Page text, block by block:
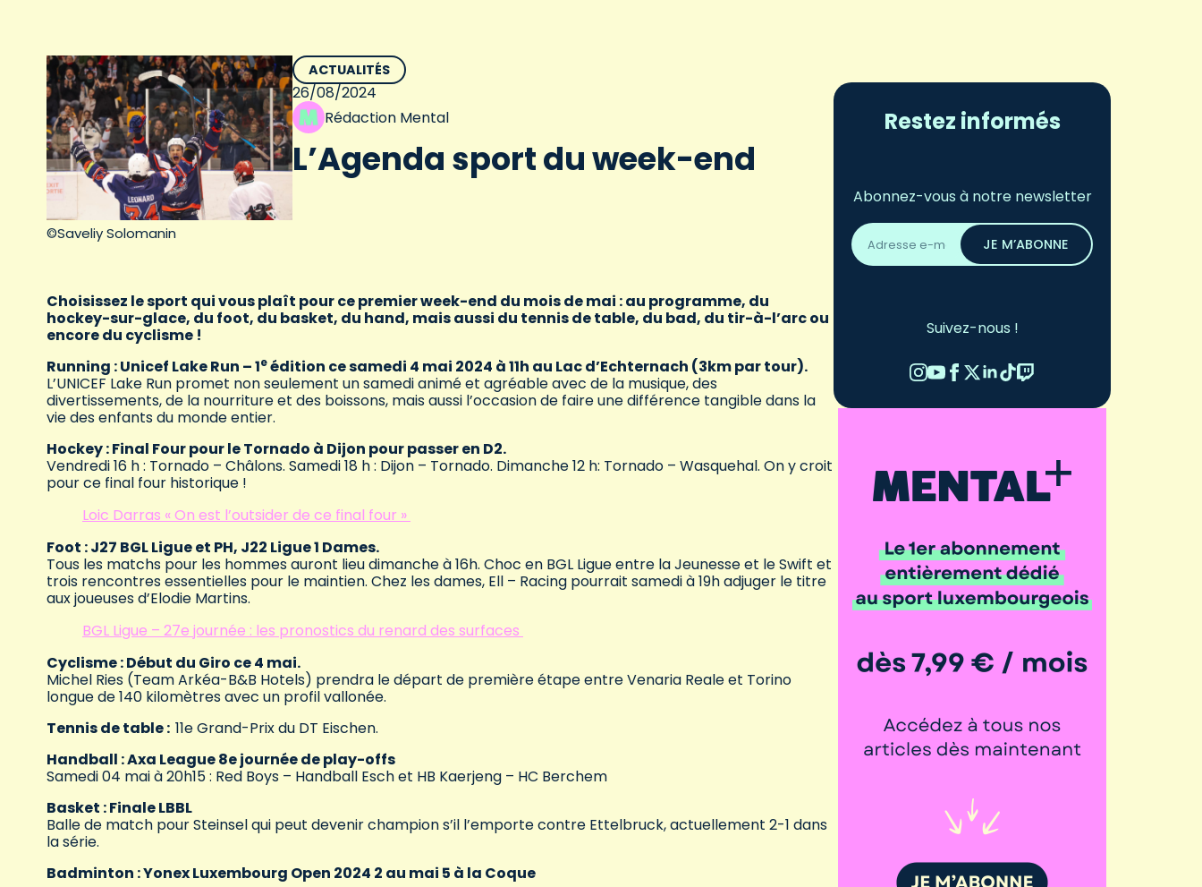
©Saveliy Solomanin
ACTUALITÉS
26/08/2024
Rédaction Mental
L’Agenda sport du week-end
Choisissez le sport qui vous plaît pour ce premier week-end du mois de mai : au programme, du
hockey-sur-glace, du foot, du basket, du hand, mais aussi du tennis de table, du bad, du tir-à-l’arc ou
encore du cyclisme !
Running : Unicef Lake Run – 1eédition ce samedi 4 mai 2024 à 11h au Lac d’Echternach (3km par tour).
L’UNICEF Lake Run promet non seulement un samedi animé et agréable avec de la musique, des
divertissements, de la nourriture et des boissons, mais aussi l’occasion de faire une différence tangible dans la
vie des enfants du monde entier.
Hockey : Final Four pour le Tornado à Dijon pour passer en D2.
Vendredi 16 h : Tornado – Châlons. Samedi 18 h : Dijon – Tornado. Dimanche 12 h: Tornado – Wasquehal. On y croit
pour ce final four historique !
Loic Darras « On est l’outsider de ce final four »
Foot : J27 BGL Ligue et PH, J22 Ligue 1 Dames.
Tous les matchs pour les hommes auront lieu dimanche à 16h. Choc en BGL Ligue entre la Jeunesse et le Swift et
trois rencontres essentielles pour le maintien. Chez les dames, Ell – Racing pourrait samedi à 19h adjuger le titre
aux joueuses d’Elodie Martins.
BGL Ligue – 27e journée : les pronostics du renard des surfaces
Cyclisme : Début du Giro ce 4 mai.
Michel Ries (Team Arkéa-B&B Hotels) prendra le départ de première étape entre Venaria Reale et Torino
longue de 140 kilomètres avec un profil vallonée.
Tennis de table : 11e Grand-Prix du DT Eischen.
Handball : Axa League 8e journée de play-offs
Samedi 04 mai à 20h15 : Red Boys – Handball Esch et HB Kaerjeng – HC Berchem
Basket : Finale LBBL
Balle de match pour Steinsel qui peut devenir champion s’il l’emporte contre Ettelbruck, actuellement 2-1 dans
la série.
Badminton : Yonex Luxembourg Open 2024 2 au mai 5 à la Coque
Restez informés
Abonnez-vous à notre newsletter
Adresse
email
*
JE M’ABONNE
Suivez-nous !